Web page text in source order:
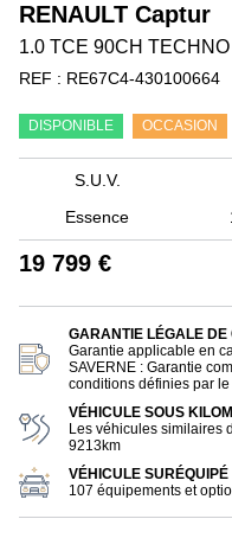
RENAULT Captur
1.0 TCE 90CH
REF : RE67C4-430100664
DISPONIBLE OCCASION
S.U.V.
Essence
19 799 €
GARANTIE LÉGALE DE
Garantie applicable en
SAVERNE : Garantie
conditions définies par
VÉHICULE SOUS
Les véhicules similaires
9213km
VÉHICULE SURÉQUIPÉ
107 équipements et